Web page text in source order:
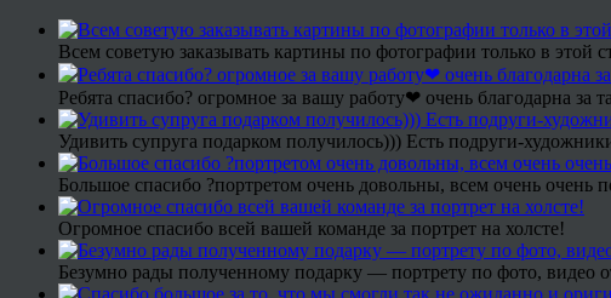
Всем советую заказывать картины по фотографии только в этой
Ребята спасибо? огромное за вашу работу❤ очень благодарна за
Удивить супруга подарком получилось))) Есть подруги-
Большое спасибо ?портретом очень довольны, всем очень очень
Огромное спасибо всей вашей команде за портрет на холсте!
Безумно рады полученному подарку — портрету по фото, видео